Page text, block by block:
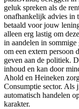
geluk spreken als de
onafhankelijk advies in
betaald voor jouw
alleen erg lastig om
in aandelen in
om een extern persoon
geven aan de politiek.
inhoud en kan door
Ahold en Heineken
Consumptie sector. Als
automatisch handelen
karakter.